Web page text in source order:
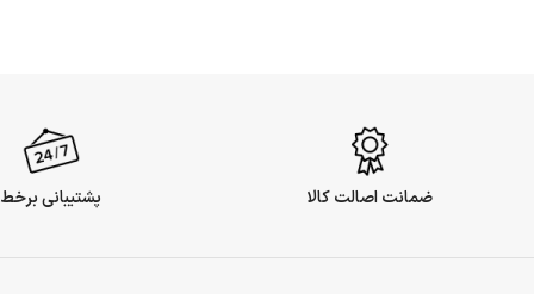
ضمانت اصالت کالا پشتیبانی برخط